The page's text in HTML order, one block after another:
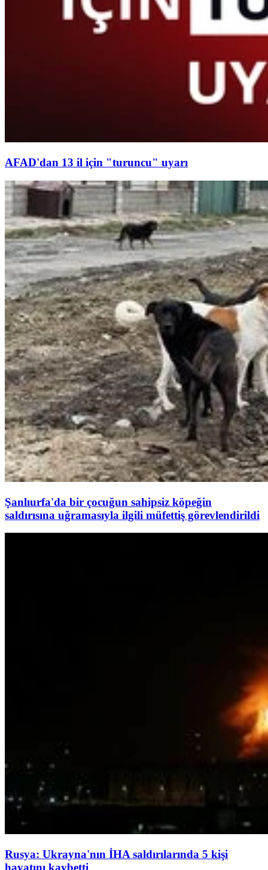
AFAD'dan 13 il için "turuncu" uyarı
Şanlıurfa'da bir çocuğun sahipsiz köpeğin
saldırısına uğramasıyla ilgili müfettiş görevlendirildi
Rusya: Ukrayna'nın İHA saldırılarında 5 kişi
hayatını kaybetti